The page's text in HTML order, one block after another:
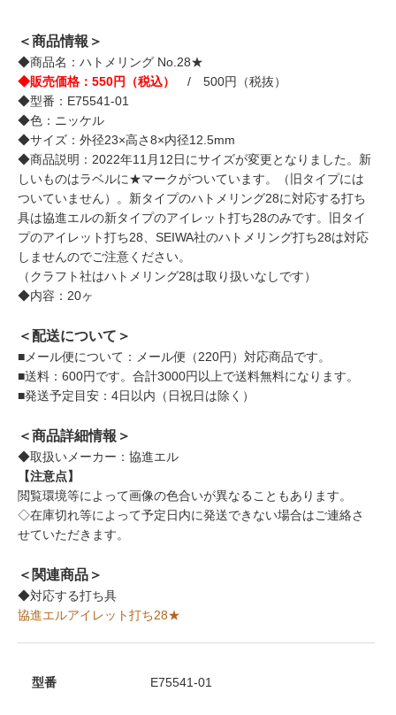
＜商品情報＞
◆商品名：ハトメリング No.28★
◆販売価格：550円（税込）
/ 500円（税抜）
◆型番：E75541-01
◆色：ニッケル
◆サイズ：外径23×高さ8×内径12.5mm
◆商品説明：2022年11月12日にサイズが変更となりました。新
しいものはラベルに★マークがついています。（旧タイプには
ついていません）。新タイプのハトメリング28に対応する打ち
具は協進エルの新タイプのアイレット打ち28のみです。旧タイ
プのアイレット打ち28、SEIWA社のハトメリング打ち28は対応
しませんのでご注意ください。
（クラフト社はハトメリング28は取り扱いなしです）
◆内容：20ヶ
＜配送について＞
■メール便について：メール便（220円）対応商品です。
■送料：600円です。合計3000円以上で送料無料になります。
■発送予定目安：4日以内（日祝日は除く）
＜商品詳細情報＞
◆取扱いメーカー：協進エル
【注意点】
閲覧環境等によって画像の色合いが異なることもあります。
◇在庫切れ等によって予定日内に発送できない場合はご連絡さ
せていただきます。
＜関連商品＞
◆対応する打ち具
協進エルアイレット打ち28★
型番 E75541-01